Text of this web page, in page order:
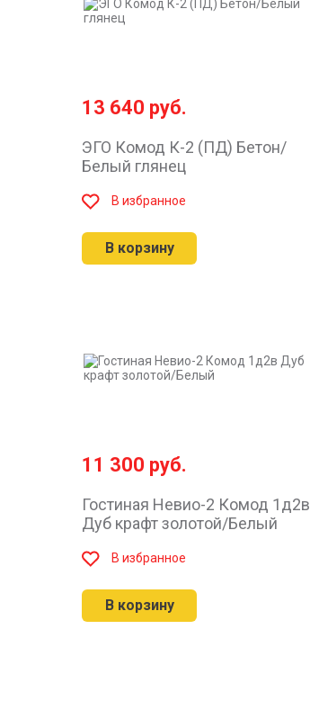
13 640 руб.
ЭГО Комод К-2 (ПД) Бетон/
Белый глянец
В избранное
В корзину
11 300 руб.
Гостиная Невио-2 Комод 1д2в
Дуб крафт золотой/Белый
В избранное
В корзину